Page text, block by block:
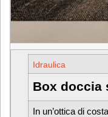
Idraulica
Box doccia
In un’ottica di